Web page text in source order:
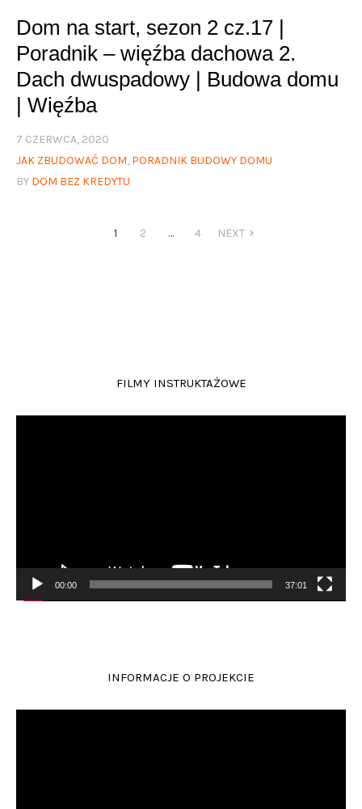
Dom na start, sezon 2 cz.17 |
Poradnik – więźba dachowa 2.
Dach dwuspadowy | Budowa domu
| Więźba
7 CZERWCA, 2020
JAK ZBUDOWAĆ DOM, PORADNIK BUDOWY DOMU
BY DOM BEZ KREDYTU
1 2 … 4 NEXT
FILMY INSTRUKTAŻOWE
00:00 37:01
INFORMACJE O PROJEKCIE